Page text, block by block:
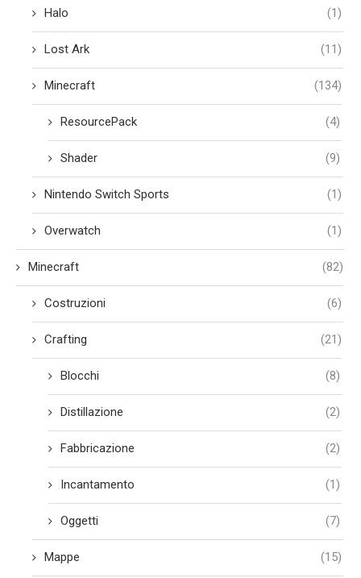
Halo (1)
Lost Ark (11)
Minecraft (134)
ResourcePack (4)
Shader (9)
Nintendo Switch Sports (1)
Overwatch (1)
Minecraft (82)
Costruzioni (6)
Crafting (21)
Blocchi (8)
Distillazione (2)
Fabbricazione (2)
Incantamento (1)
Oggetti (7)
Mappe (15)